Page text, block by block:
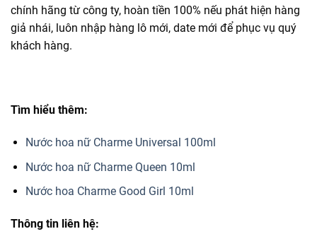
chính hãng từ công ty, hoàn tiền 100% nếu phát hiện hàng
giả nhái, luôn nhập hàng lô mới, date mới để phục vụ quý
khách hàng.
Tìm hiểu thêm:
Nước hoa nữ Charme Universal 100ml
Nước hoa nữ Charme Queen 10ml
Nước hoa Charme Good Girl 10ml
Thông tin liên hệ: